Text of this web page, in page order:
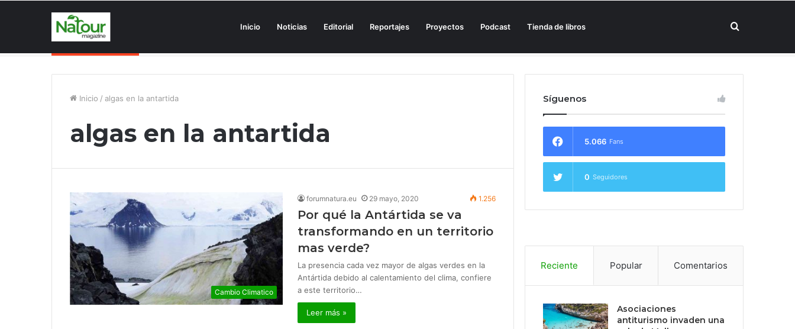
Inicio Noticias Editorial Reportajes Proyectos Podcast Tienda de libros Buscar
Inicio / algas en la antartida
algas en la antartida
Cambio Climatico
forumnatura.eu 29 mayo, 2020 1.256
Por qué la Antártida se va
transformando en un territorio
mas verde?
La presencia cada vez mayor de algas verdes en la
Antártida debido al calentamiento del clima, confiere
a este territorio…
Leer más »
Síguenos
5.066 Fans
0 Seguidores
Reciente Popular Comentarios
Asociaciones
antiturismo invaden una